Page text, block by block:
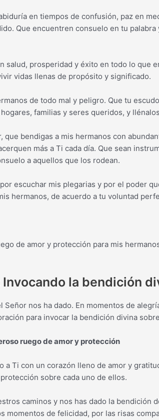
en tiempos de confusión, paz en
Que encuentren consuelo en tu
salud, prosperidad y éxito en todo lo que
vidas llenas de propósito y significado.
de todo mal y peligro. Que tu
familias y seres queridos, y
que bendigas a mis hermanos con
más a Ti cada día. Que sean
a aquellos que los rodean.
escuchar mis plegarias y por el poder
hermanos, de acuerdo a tu voluntad
de amor y protección para mis
la bendición
Señor nos ha dado. En momentos de
para invocar la bendición divina
ruego de amor y protección
a Ti con un corazón lleno de amor y
sobre cada uno de ellos.
caminos y nos has dado la bendición
momentos de felicidad, por las risas